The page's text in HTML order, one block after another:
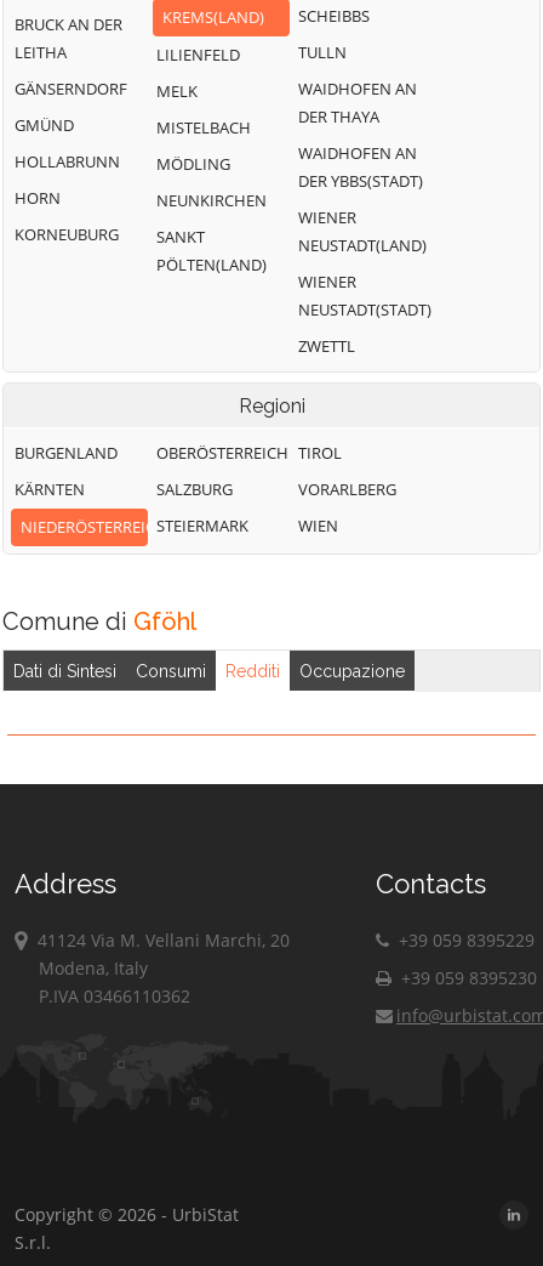
der Wachau
BRUCK AN DER
LEITHA
GÄNSERNDORF
GMÜND
HOLLABRUNN
HORN
KORNEUBURG
KREMS(LAND)
LILIENFELD
MELK
MISTELBACH
MÖDLING
NEUNKIRCHEN
SANKT
PÖLTEN(LAND)
SCHEIBBS
TULLN
WAIDHOFEN AN
DER THAYA
WAIDHOFEN AN
DER YBBS(STADT)
WIENER
NEUSTADT(LAND)
WIENER
NEUSTADT(STADT)
ZWETTL
Regioni
BURGENLAND
KÄRNTEN
NIEDERÖSTERREICH
OBERÖSTERREICH
SALZBURG
STEIERMARK
TIROL
VORARLBERG
WIEN
Comune di Gföhl
Dati di Sintesi Consumi Redditi Occupazione
Address
41124 Via M. Vellani Marchi, 20
Modena, Italy
P.IVA 03466110362
Contacts
+39 059 8395229
+39 059 8395230
Copyright © 2026 - UrbiStat
S.r.l.